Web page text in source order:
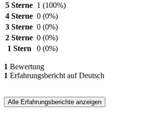
5 Sterne 1 (100%)
4 Sterne 0 (0%)
3 Sterne 0 (0%)
2 Sterne 0 (0%)
1 Stern
0 (0%)
1 Bewertung
1 Erfahrungsbericht auf Deutsch
Alle Erfahrungsberichte anzeigen